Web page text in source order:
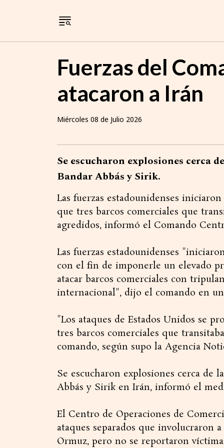
Fuerzas del
atacaron a Irán
Miércoles 08 de Julio 2026
Se escucharon explosiones cerca
Bandar Abbás y Sirik.
Las fuerzas estadounidenses
que tres barcos comerciales que
agredidos, informó el Comando
Las fuerzas estadounidenses
con el fin de imponerle un elevado
atacar barcos comerciales con
internacional", dijo el comando en
"Los ataques de Estados Unidos se
tres barcos comerciales que
comando, según supo la Agencia
Se escucharon explosiones cerca de
Abbás y Sirik en Irán, informó el
El Centro de Operaciones de
ataques separados que involucraron
Ormuz, pero no se reportaron